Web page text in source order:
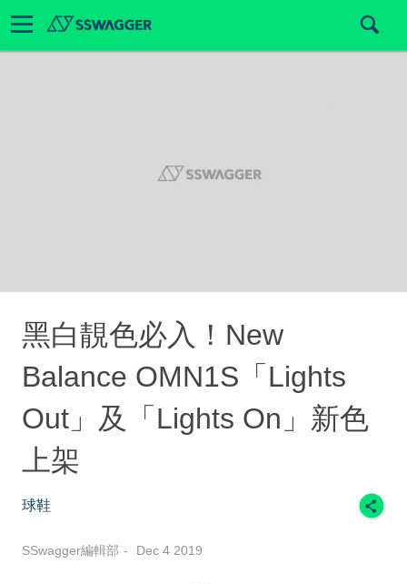
黑白靚色必入！New
Balance OMN1S「Lights
Out」及「Lights On」新色
上架
球鞋
SSwagger編輯部 Dec 4 2019